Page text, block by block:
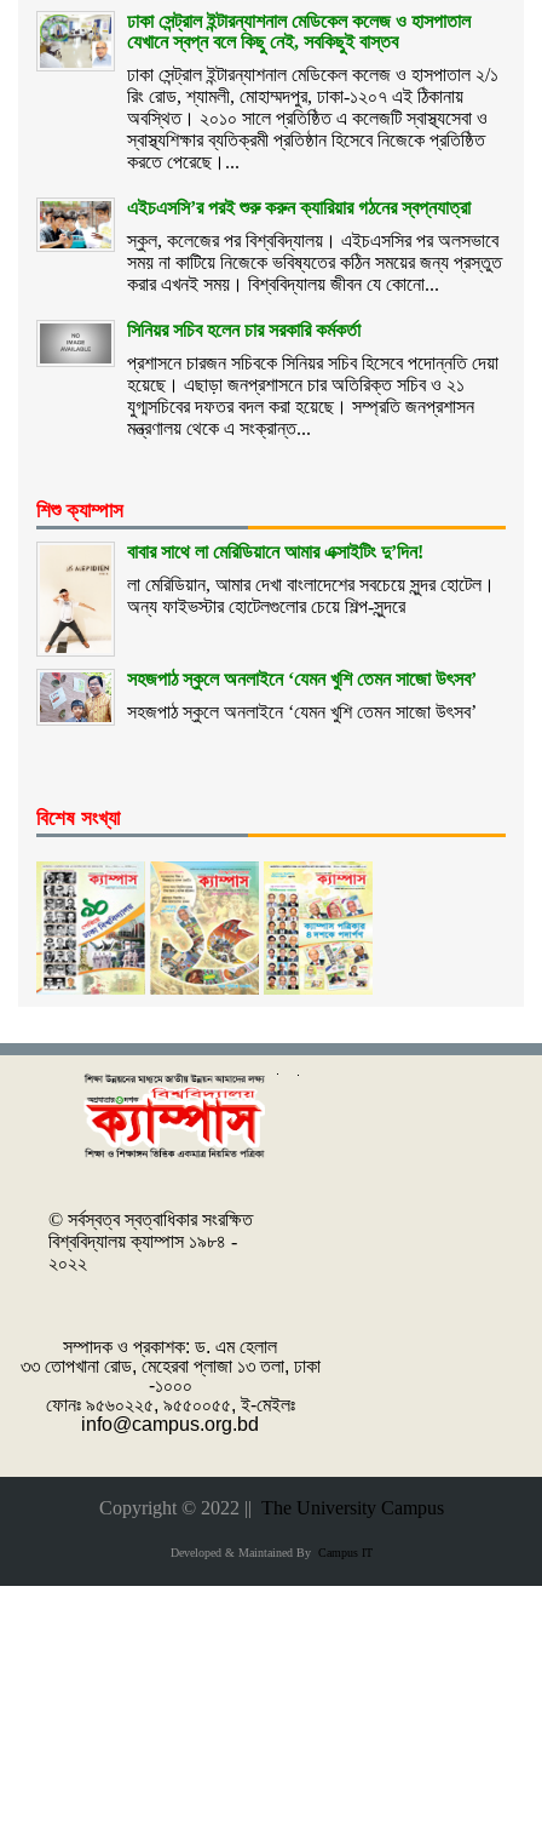
ঢাকা সেন্ট্রাল ইন্টারন্যাশনাল মেডিকেল কলেজ ও হাসপাতাল
যেখানে স্বপ্ন বলে কিছু নেই, সবকিছুই বাস্তব
ঢাকা সেন্ট্রাল ইন্টারন্যাশনাল মেডিকেল কলেজ ও হাসপাতাল ২/১
রিং রোড, শ্যামলী, মোহাম্মদপুর, ঢাকা-১২০৭ এই ঠিকানায়
অবস্থিত। ২০১০ সালে প্রতিষ্ঠিত এ কলেজটি স্বাস্থ্যসেবা ও
স্বাস্থ্যশিক্ষার ব্যতিক্রমী প্রতিষ্ঠান হিসেবে নিজেকে প্রতিষ্ঠিত
করতে পেরেছে।...
এইচএসসি’র পরই শুরু করুন ক্যারিয়ার গঠনের স্বপ্নযাত্রা
স্কুল, কলেজের পর বিশ্ববিদ্যালয়। এইচএসসির পর অলসভাবে
সময় না কাটিয়ে নিজেকে ভবিষ্যতের কঠিন সময়ের জন্য প্রস্তুত
করার এখনই সময়। বিশ্ববিদ্যালয় জীবন যে কোনো...
সিনিয়র সচিব হলেন চার সরকারি কর্মকর্তা
প্রশাসনে চারজন সচিবকে সিনিয়র সচিব হিসেবে পদোন্নতি দেয়া
হয়েছে। এছাড়া জনপ্রশাসনে চার অতিরিক্ত সচিব ও ২১
যুগ্মসচিবের দফতর বদল করা হয়েছে। সম্প্রতি জনপ্রশাসন
মন্ত্রণালয় থেকে এ সংক্রান্ত...
শিশু ক্যাম্পাস
বাবার সাথে লা মেরিডিয়ানে আমার এক্সাইটিং দু’দিন!
লা মেরিডিয়ান, আমার দেখা বাংলাদেশের সবচেয়ে সুন্দর হোটেল।
অন্য ফাইভস্টার হোটেলগুলোর চেয়ে শিল্প-সুন্দরে
সহজপাঠ স্কুলে অনলাইনে ‘যেমন খুশি তেমন সাজো উৎসব’
সহজপাঠ স্কুলে অনলাইনে ‘যেমন খুশি তেমন সাজো উৎসব’
বিশেষ সংখ্যা
© সর্বস্বত্ব স্বত্বাধিকার সংরক্ষিত
বিশ্ববিদ্যালয় ক্যাম্পাস ১৯৮৪ -
২০২২
সম্পাদক ও প্রকাশক: ‌ড. এম হেলাল
৩৩ তোপখানা রোড, মেহেরবা প্লাজা ১৩ তলা, ঢাকা
-১০০০
ফোনঃ ৯৫৬০২২৫, ৯৫৫০০৫৫, ই-মেইলঃ
info@campus.org.bd
Copyright © 2022 || The University Campus
Developed & Maintained ByCampus IT